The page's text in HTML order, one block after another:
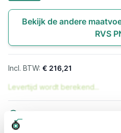
Bekijk de andere
RVS
€ 216,21
Levertijd wordt berekend...